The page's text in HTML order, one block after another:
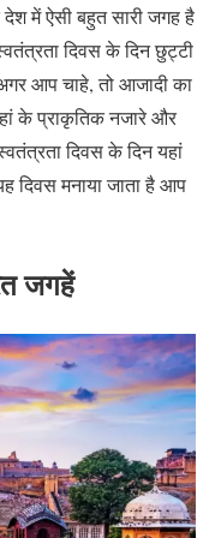
में ऐसी बहुत सारी जगह है
दिवस के दिन छुट्टी
आप चाहे, तो आजादी का
के प्राकृतिक नजारे और
दिवस के दिन यहां
दिवस मनाया जाता है आप
जगहें